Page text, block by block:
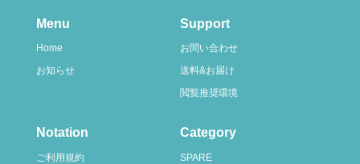
Menu
Home
お知らせ
Support
お問い合わせ
送料&お届け
閲覧推奨環境
Notation
ご利用規約
Category
SPARE